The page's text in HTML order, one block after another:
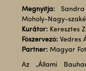
Megnyitja:Sandra
Moholy-Nagy-
Kurátor:Keresztes
Főszervező:Vedres
Partner:Magyar
Az „Állami